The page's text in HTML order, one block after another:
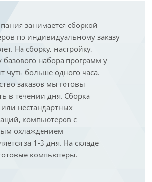
занимается сборкой
по индивидуальному заказу
На сборку, настройку,
базового набора программ у
чуть больше одного часа.
заказов мы готовы
в течении дня. Сборка
нестандартных
компьютеров с
охлаждением
за 1-3 дня. На складе
компьютеры.